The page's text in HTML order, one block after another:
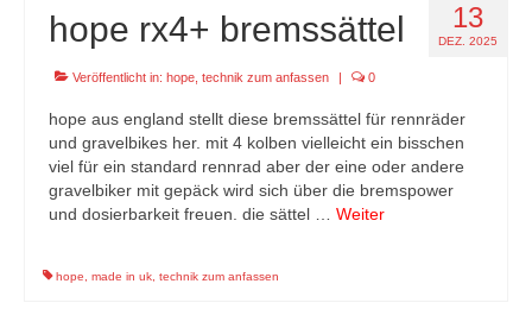
13
DEZ. 2025
hope rx4+ bremssättel
Veröffentlicht in: hope technik zum anfassen | 0
hope aus england stellt diese bremssättel für rennräder
und gravelbikes her. mit 4 kolben vielleicht ein bisschen
viel für ein standard rennrad aber der eine oder andere
gravelbiker mit gepäck wird sich über die bremspower
und dosierbarkeit freuen. die sättel … Weiter
hope made in uk technik zum anfassen